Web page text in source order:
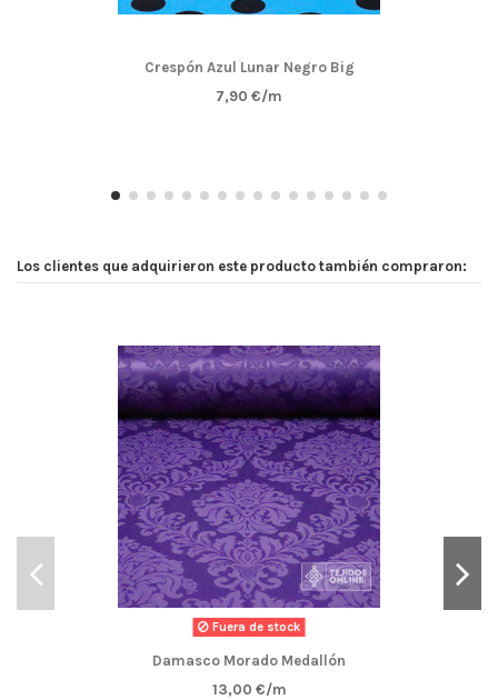
Crespón Azul Lunar Negro Big
7,90 €/m
Los clientes que adquirieron este producto también compraron:
Fuera de stock
Damasco Morado Medallón
13,00 €/m